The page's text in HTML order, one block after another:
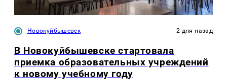
Новокуйбышевск 2 дня назад
В Новокуйбышевске стартовала
приемка образовательных учреждений
к новому учебному году